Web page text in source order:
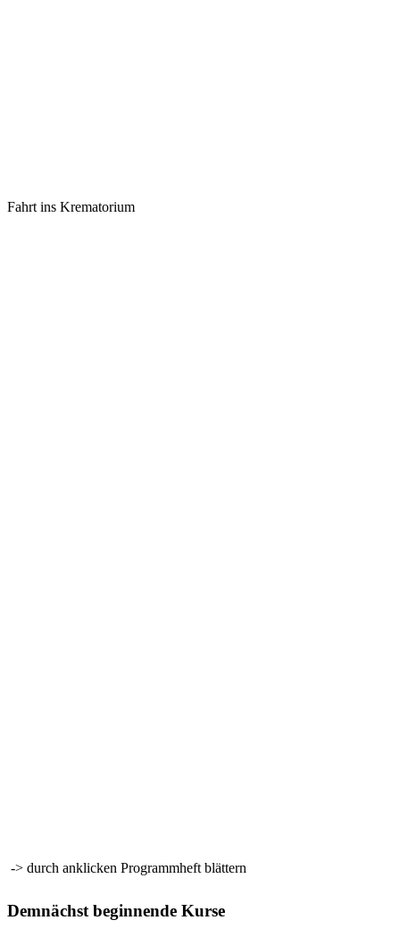
Fahrt ins Krematorium
-> durch anklicken Programmheft blättern
Demnächst beginnende Kurse